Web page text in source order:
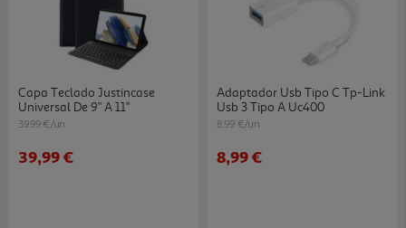
Capa Teclado Justincase
Universal De 9" A 11"
39.99 €/un
39,99 €
Adaptador Usb Tipo C Tp-Link
Usb 3 Tipo A Uc400
8.99 €/un
8,99 €